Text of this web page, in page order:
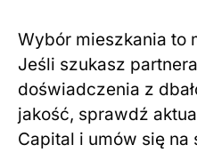
Wybór mieszkania to
Jeśli szukasz
doświadczenia z
jakość, sprawdź
Capital i umów się